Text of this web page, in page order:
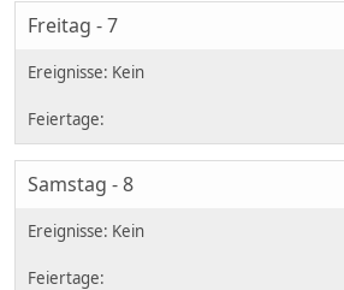
Freitag - 7
Samstag - 8